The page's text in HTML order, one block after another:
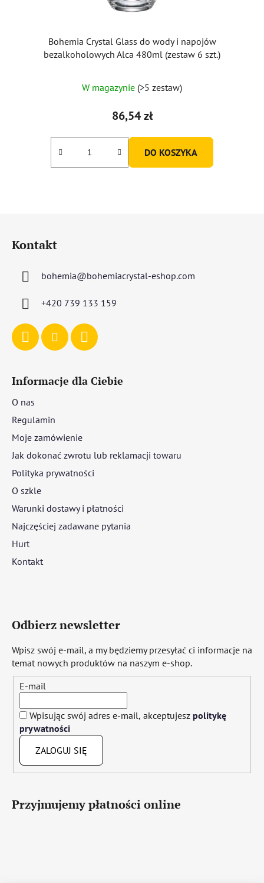
Bohemia Crystal Glass do wody i napojów
bezalkoholowych Alca 480ml (zestaw 6 szt.)
W magazynie (>5 zestaw)
86,54 zł
DO KOSZYKA
Kontakt
bohemia@bohemiacrystal-eshop.com
+420 739 133 159
Informacje dla Ciebie
O nas
Regulamin
Moje zamówienie
Jak dokonać zwrotu lub reklamacji towaru
Polityka prywatności
O szkle
Warunki dostawy i płatności
Najczęściej zadawane pytania
Hurt
Kontakt
Odbierz newsletter
Wpisz swój e-mail, a my będziemy przesyłać ci informacje na
temat nowych produktów na naszym e-shop.
E-mail
Wpisując swój adres e-mail, akceptujesz politykę
prywatności
ZALOGUJ SIĘ
Przyjmujemy płatności online